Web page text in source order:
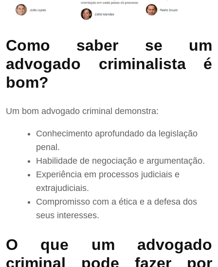
Como saber se um
advogado criminalista é
bom?
Um bom advogado criminal demonstra:
Conhecimento aprofundado da legislação
penal.
Habilidade de negociação e argumentação.
Experiência em processos judiciais e
extrajudiciais.
Compromisso com a ética e a defesa dos
seus interesses.
O que um advogado
criminal pode fazer por